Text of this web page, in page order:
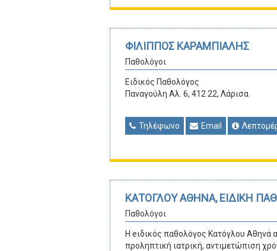
ΦΙΛΙΠΠΟΣ ΚΑΡΑΜΠΙΑΛΗΣ
Παθολόγοι
Ειδικός Παθολόγος
Παναγούλη Αλ. 6, 412 22, Λάρισα
Τηλέφωνο Email
ΚΑΤΟΓΛΟΥ ΑΘΗΝΑ, ΕΙΔΙΚΗ
Παθολόγοι
H eιδικός παθολόγος Κατόγλου Αθηνά
προληπτική ιατρική, αντιμετώπιση